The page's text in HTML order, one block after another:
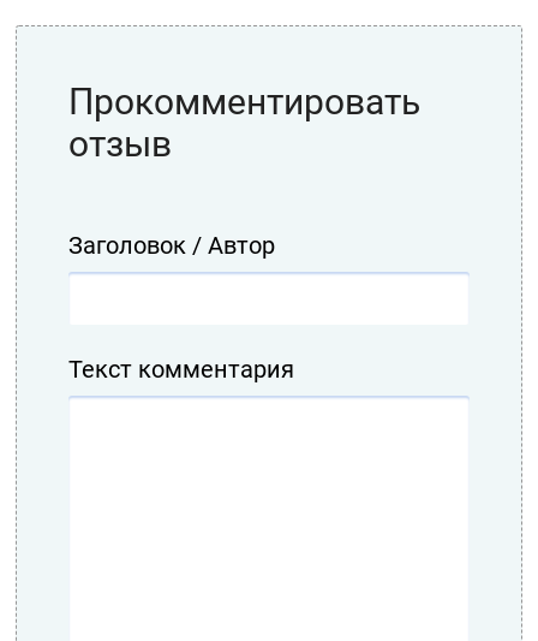
Прокомментировать
отзыв
Заголовок / Автор
Текст комментария